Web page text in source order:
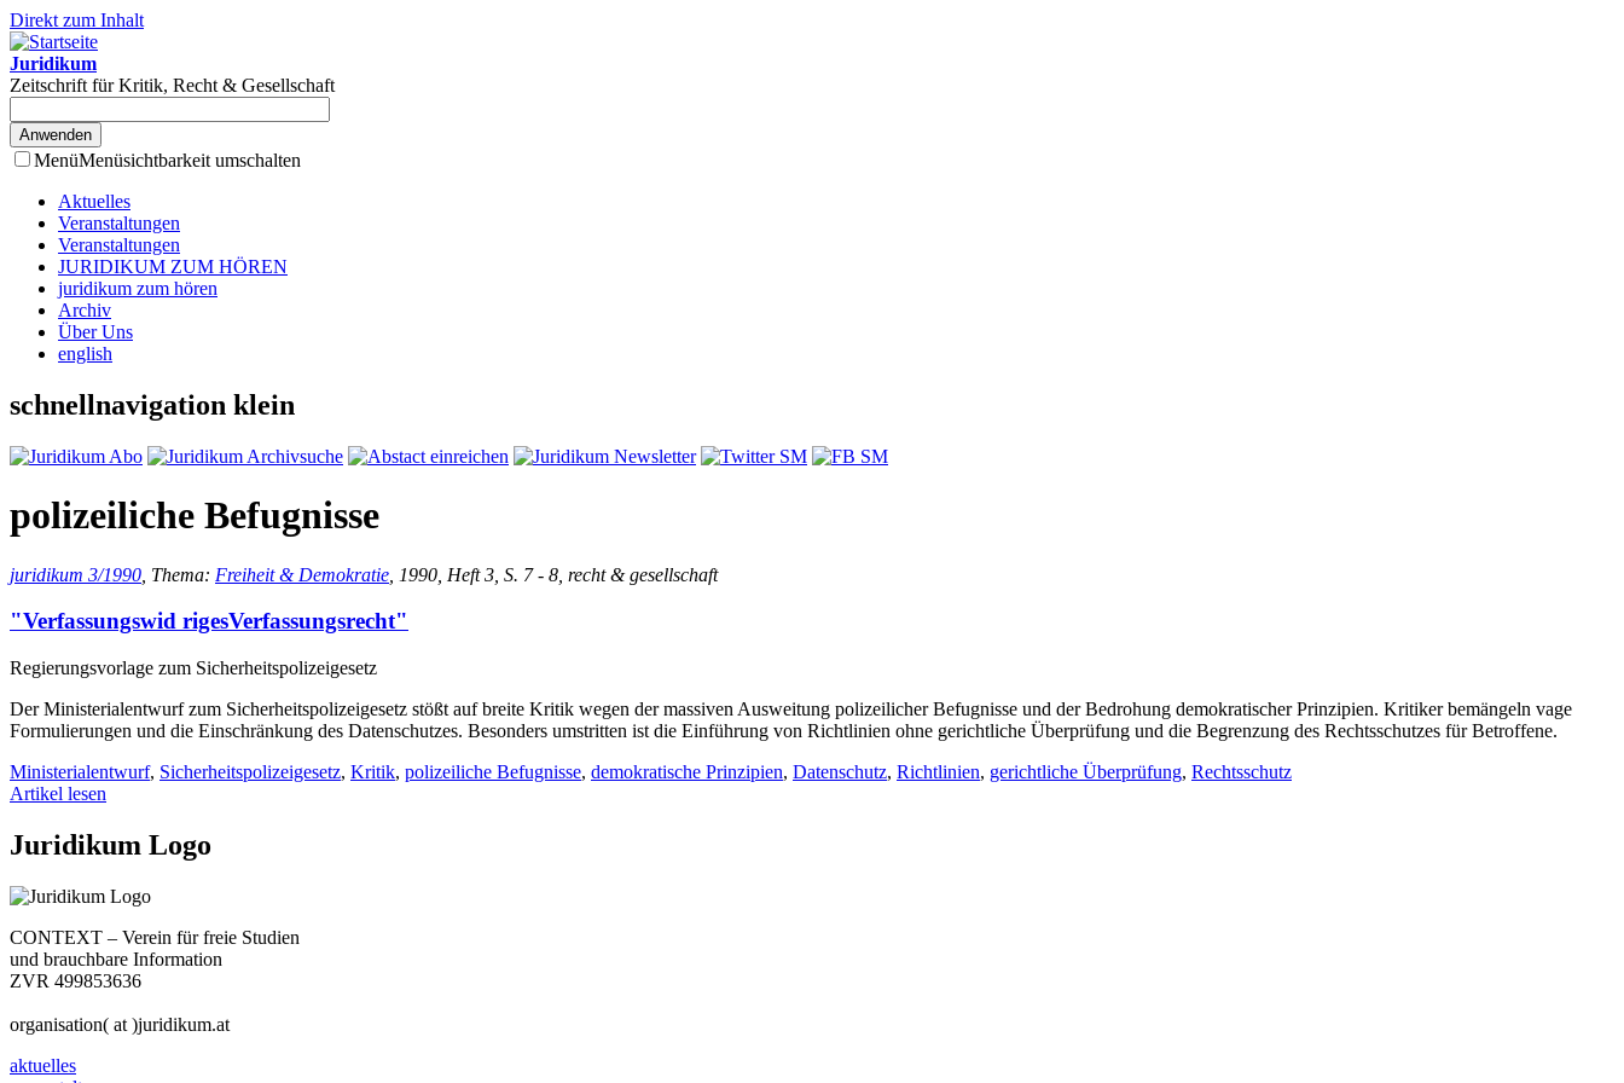
Direkt zum Inhalt
Juridikum
Zeitschrift für Kritik, Recht & Gesellschaft
MenüMenüsichtbarkeit umschalten
Aktuelles
Veranstaltungen
Veranstaltungen
JURIDIKUM ZUM HÖREN
juridikum zum hören
Archiv
Über Uns
english
schnellnavigation klein
polizeiliche Befugnisse
juridikum 3/1990 , Thema: Freiheit & Demokratie , 1990, Heft 3, S. 7 - 8, recht & gesellschaft
"Verfassungswid rigesVerfassungsrecht"
Regierungsvorlage zum Sicherheitspolizeigesetz
Der Ministerialentwurf zum Sicherheitspolizeigesetz stößt auf breite Kritik wegen der massiven Ausweitung polizeilicher Befugnisse und der Bedrohung demokratischer Prinzipien. Kritiker bemängeln vage
Formulierungen und die Einschränkung des Datenschutzes. Besonders umstritten ist die Einführung von Richtlinien ohne gerichtliche Überprüfung und die Begrenzung des Rechtsschutzes für Betroffene.
Ministerialentwurf, Sicherheitspolizeigesetz, Kritik, polizeiliche Befugnisse, demokratische Prinzipien, Datenschutz, Richtlinien, gerichtliche Überprüfung, Rechtsschutz
Artikel lesen
Juridikum Logo
CONTEXT – Verein für freie Studien
und brauchbare Information
ZVR 499853636
organisation( at )juridikum.at
aktuelles